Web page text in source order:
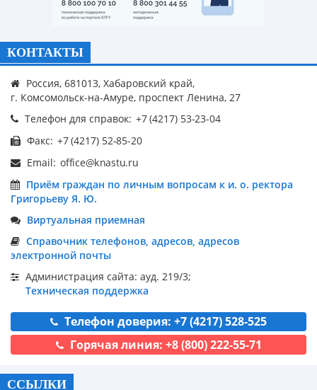
КОНТАКТЫ
Россия, 681013, Хабаровский край,
г. Комсомольск-на-Амуре, проспект Ленина, 27
Телефон для справок:
Факс:
Email:
Приём граждан по личным вопросам к и. о. ректора
Григорьеву Я. Ю.
Виртуальная приемная
Справочник телефонов, адресов, адресов
электронной почты
Администрация сайта: ауд. 219/3;
Техническая поддержка
Телефон доверия: +7 (4217) 528-525
Горячая линия: +8 (800) 222-55-71
ССЫЛКИ